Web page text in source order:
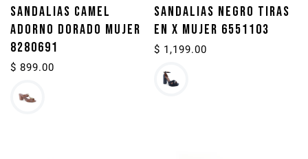
SANDALIAS CAMEL
ADORNO DORADO MUJER
8280691
Precio
$ 899.00
SANDALIAS NEGRO TIRAS
EN X MUJER 6551103
Precio
$ 1,199.00